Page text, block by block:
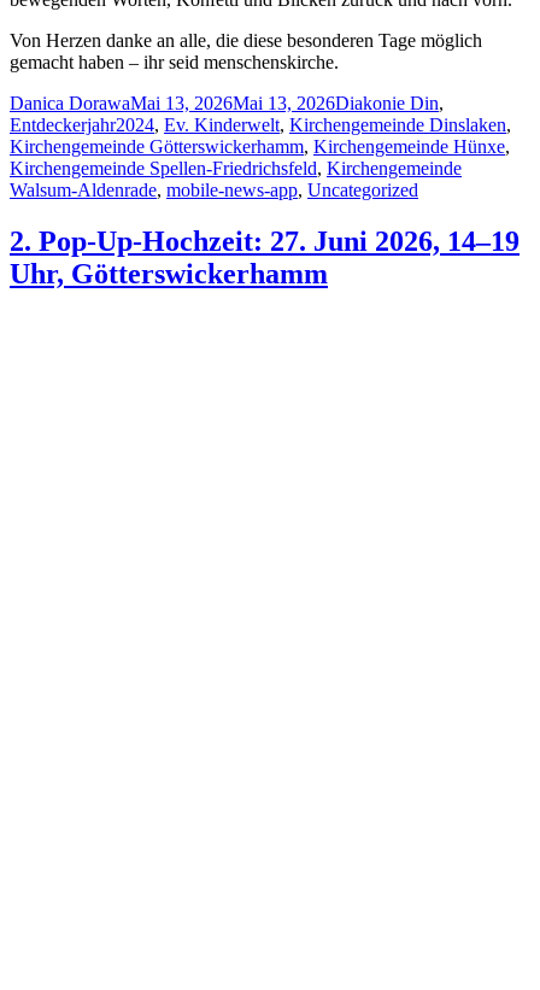
Von Herzen danke an alle, die diese besonderen Tage möglich
gemacht haben – ihr seid menschenskirche.
Author
Danica DorawaPosted
on
Mai 13, 2026Mai 13, 2026Categories
Diakonie Din,
Entdeckerjahr2024, Ev. Kinderwelt, Kirchengemeinde Dinslaken,
Kirchengemeinde Götterswickerhamm, Kirchengemeinde Hünxe,
Kirchengemeinde Spellen-Friedrichsfeld, Kirchengemeinde
Walsum-Aldenrade, mobile-news-app, Uncategorized
2. Pop-Up-Hochzeit: 27. Juni 2026, 14–19
Uhr, Götterswickerhamm